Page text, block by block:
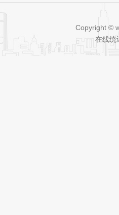
Copyright ©
在线统